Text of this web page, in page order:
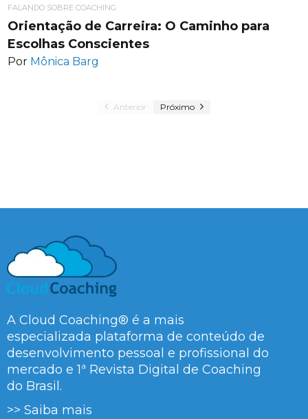
FALANDO SOBRE COACHING
Orientação de Carreira: O Caminho para
Escolhas Conscientes
Por Mônica Barg
Anterior Próximo
A Cloud Coaching® é a mais
especializada plataforma de conteúdo de
desenvolvimento pessoal e profissional do
mercado e 1ª Revista Digital de Coaching
do Brasil.
>> Saiba mais